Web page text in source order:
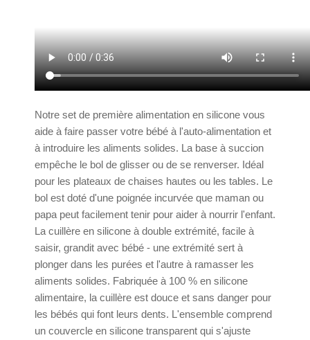
Notre set de première alimentation en silicone vous
aide à faire passer votre bébé à l'auto-alimentation et
à introduire les aliments solides. La base à succion
empêche le bol de glisser ou de se renverser. Idéal
pour les plateaux de chaises hautes ou les tables. Le
bol est doté d'une poignée incurvée que maman ou
papa peut facilement tenir pour aider à nourrir l'enfant.
La cuillère en silicone à double extrémité, facile à
saisir, grandit avec bébé - une extrémité sert à
plonger dans les purées et l'autre à ramasser les
aliments solides. Fabriquée à 100 % en silicone
alimentaire, la cuillère est douce et sans danger pour
les bébés qui font leurs dents. L'ensemble comprend
un couvercle en silicone transparent qui s'ajuste